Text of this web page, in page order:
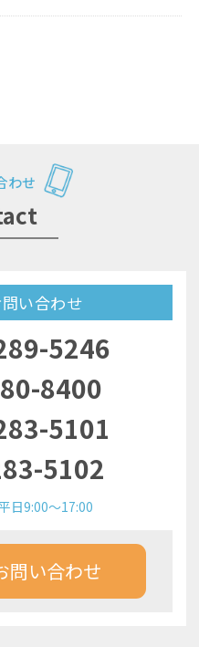
わせ
い合わせ
5246
8400
5101
5102
日9:00～17:00
問い合わせ